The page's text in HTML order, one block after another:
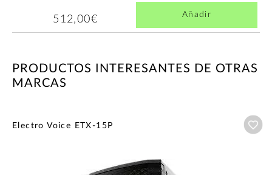
512,00€ Añadir
PRODUCTOS INTERESANTES DE OTRAS
MARCAS
Electro Voice ETX-15P